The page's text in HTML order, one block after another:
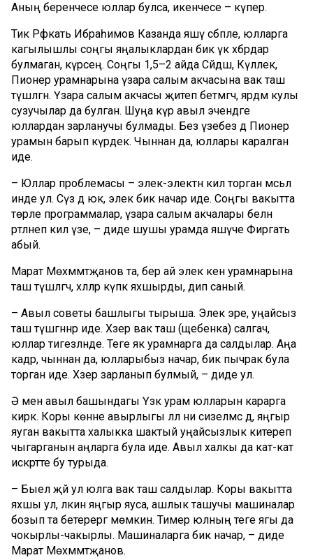
Аның беренчесе юллар булса, икенчесе – күпер.
Тик Рәфкать Ибраһимов Казанда яшәү сәбәпле, юлларга
кагылышлы соңгы яңалыклардан бик үк хәбәрдар
булмаган, күрәсең. Соңгы 1,5–2 айда Сәйдәш, Күллек,
Пионер урамнарына үзара салым акчасына вак таш
түшәлгән. Үзара салым акчасы җитеп бетмәгәч, ярдәм кулы
сузучылар да булган. Шуңа күрә авыл эчендәге
юллардан зарланучы булмады. Без үзебез дә Пионер
урамын барып күрдек. Чыннан да, юллары каралган
иде.
– Юллар проблемасы – элек-электән килә торган мәсьәлә
инде ул. Сүз дә юк, элек бик начар иде. Соңгы вакытта
төрле программалар, үзара салым акчалары белән
рәтләнеп килә үзе, – диде шушы урамда яшәүче Фиргать
абый.
Марат Мөхәммәтҗанов та, бер ай элек кенә урамнарына
таш түшәлгәч, хәлләр күпкә яхшырды, дип саный.
– Авыл советы башлыгы тырыша. Элек эре, уңайсыз
таш түшәгәннәр иде. Хәзер вак таш (щебенка) салгач,
юллар тигезләнде. Теге як урамнарга да салдылар. Аңа
кадәр, чыннан да, юлларыбыз начар, бик пычрак була
торган иде. Хәзер зарланып булмый, – диде ул.
Ә менә авыл башындагы Үзәк урам юлларын карарга
кирәк. Коры көнне авырлыгы әллә ни сизелмәсә дә, яңгыр
яуган вакытта халыкка шактый уңайсызлык китереп
чыгарганын аңларга була иде. Авыл халкы да кат-кат
искәртте бу турыда.
– Быел җәй ул юлга вак таш салдылар. Коры вакытта
яхшы ул, ләкин яңгыр яуса, ашлык ташучы машиналар
бозып та бетерергә мөмкин. Тимер юлның теге ягы да
чокырлы-чакырлы. Машиналарга бик начар, – диде
Марат Мөхәммәтҗанов.